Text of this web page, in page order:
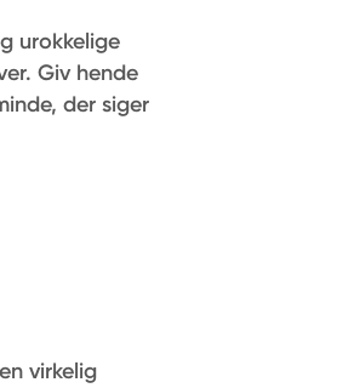
urokkelige
Giv hende
der siger
virkelig